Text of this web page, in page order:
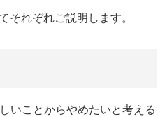
それぞれご説明します。
いことからやめたいと考える